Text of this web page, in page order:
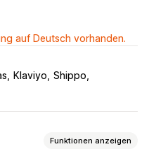
auf Deutsch vorhanden.
Klaviyo Shippo
Funktionen anzeigen